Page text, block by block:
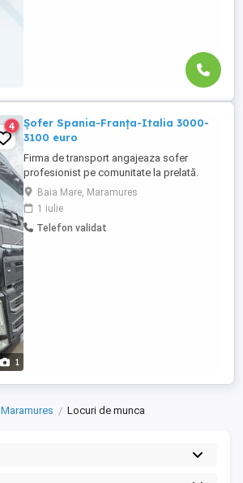
1
4
Șofer Spania-Franța-Italia 3000-
3100 euro
Firma de transport angajeaza sofer
profesionist pe comunitate la prelată.
Țările tranzitate sunt: Spania-Franta sau
Spania-Italia CERINTE: permis categ. C,E
card tahograf atestat transport marfa aviz
medical si psihologic valabil experiență
Baia Mare, Maramures
1 iulie
Telefon validat
Maramures Locuri de munca